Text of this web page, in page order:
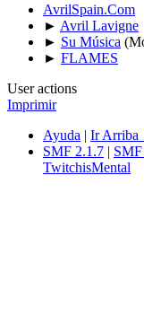
AvrilSpain.Com
► Avril Lavigne
► Su Música
► FLAMES
User actions
Imprimir
Ayuda | Ir Arriba
SMF 2.1.7 |
TwitchisMental